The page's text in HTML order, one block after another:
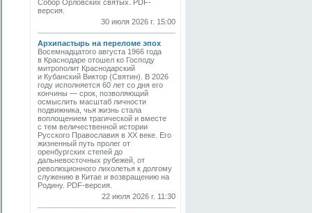
Собор Орловских святых. PDF-
версия.
30 июля 2026 г. 15:00
Архипастырь на переломе эпох
Восемнадцатого августа 1966 года
в Краснодаре отошел ко Господу
митрополит Краснодарский
и Кубанский Виктор (Святин). В 2026
году исполняется 60 лет со дня его
кончины — срок, позволяющий
осмыслить масштаб личности
подвижника, чья жизнь стала
воплощением трагической и вместе
с тем величественной истории
Русского Православия в XX веке. Его
жизненный путь пролег от
оренбургских степей до
дальневосточных рубежей, от
революционного лихолетья к долгому
служению в Китае и возвращению на
Родину. PDF-версия.
22 июля 2026 г. 11:30